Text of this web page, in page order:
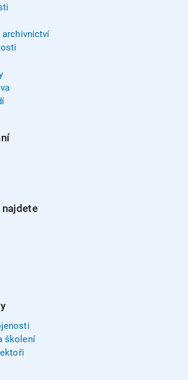
archivnictví
najdete
školení